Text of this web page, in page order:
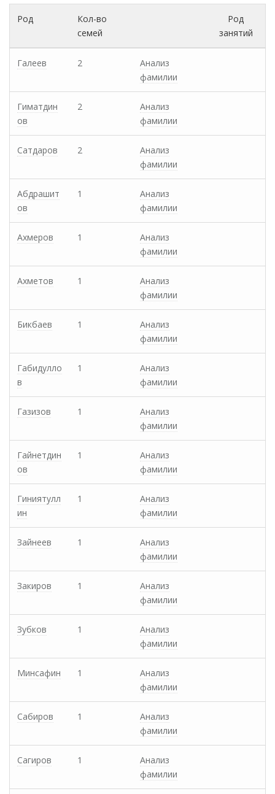
Род
Кол-во
семей
Род
занятий
Галеев 2
Анализ
фамилии
Гиматдин
ов
2
Анализ
фамилии
Сатдаров 2
Анализ
фамилии
Абдрашит
ов
1
Анализ
фамилии
Ахмеров 1
Анализ
фамилии
Ахметов 1
Анализ
фамилии
Бикбаев 1
Анализ
фамилии
Габидулло
в
1
Анализ
фамилии
Газизов 1
Анализ
фамилии
Гайнетдин
ов
1
Анализ
фамилии
Гиниятулл
ин
1
Анализ
фамилии
Зайнеев 1
Анализ
фамилии
Закиров 1
Анализ
фамилии
Зубков 1
Анализ
фамилии
Минсафин 1
Анализ
фамилии
Сабиров 1
Анализ
фамилии
Сагиров 1
Анализ
фамилии